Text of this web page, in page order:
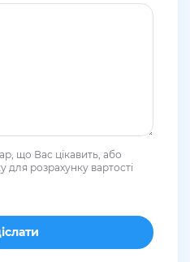
що Вас цікавить, або
розрахунку вартості